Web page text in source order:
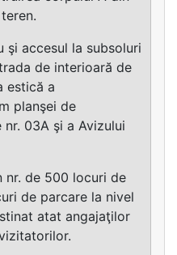
şi accesul la subsoluri
de interioară de
estică a
planşei de
03A şi a Avizului
nr. de 500 locuri de
de parcare la nivel
atat angajaţilor